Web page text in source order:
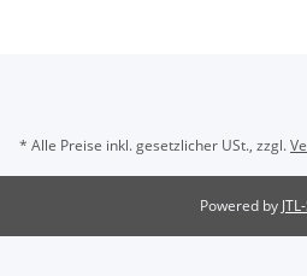
* Alle Preise inkl. gesetzlicher USt., zzgl.
Powered by